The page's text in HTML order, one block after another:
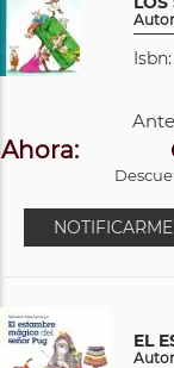
Ahora:
NOTIFICARME
EL